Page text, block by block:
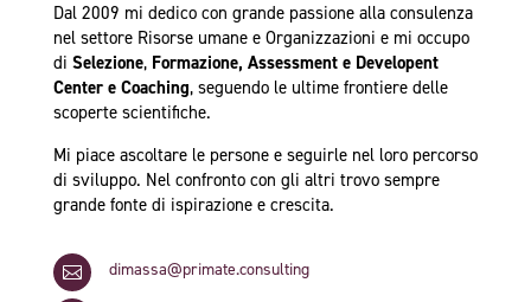
Dal 2009 mi dedico con grande passione alla consulenza
nel settore Risorse umane e Organizzazioni e mi occupo
di Selezione, Formazione, Assessment e Developent
Center e Coaching, seguendo le ultime frontiere delle
scoperte scientifiche.
Mi piace ascoltare le persone e seguirle nel loro percorso
di sviluppo. Nel confronto con gli altri trovo sempre
grande fonte di ispirazione e crescita.
 dimassa@primate.consulting